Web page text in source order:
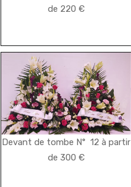
de 220 €
Devant de tombe N° 12 à partir
de 300 €